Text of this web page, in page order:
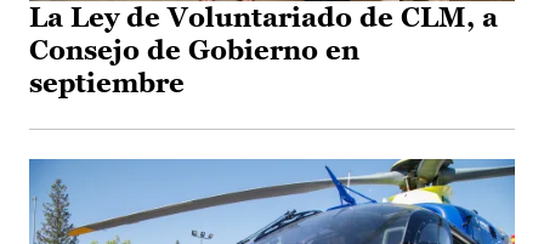
La Ley de Voluntariado de CLM, a
Consejo de Gobierno en
septiembre